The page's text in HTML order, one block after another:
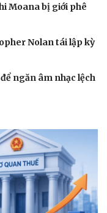
Moana bị giới phê
Nolan tái lập kỳ
ngăn âm nhạc lệch